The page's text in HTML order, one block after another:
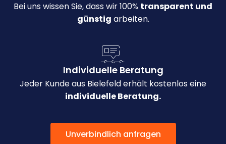
Bei uns wissen Sie, dass wir 100% transparent und
günstig arbeiten.
Individuelle Beratung
Jeder Kunde aus Bielefeld erhält kostenlos eine
individuelle Beratung.
Unverbindlich anfragen